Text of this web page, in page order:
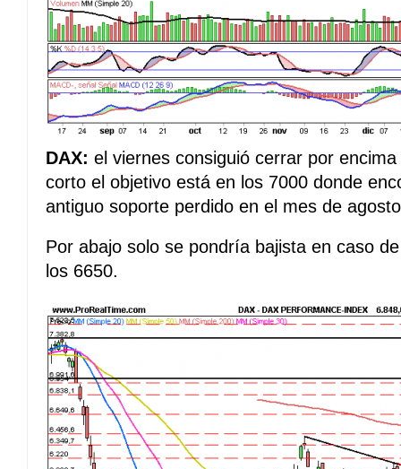
DAX: el viernes consiguió cerrar por
corto el objetivo está en los 7000 donde
antiguo soporte perdido en el mes de
Por abajo solo se pondría bajista en caso
los 6650.